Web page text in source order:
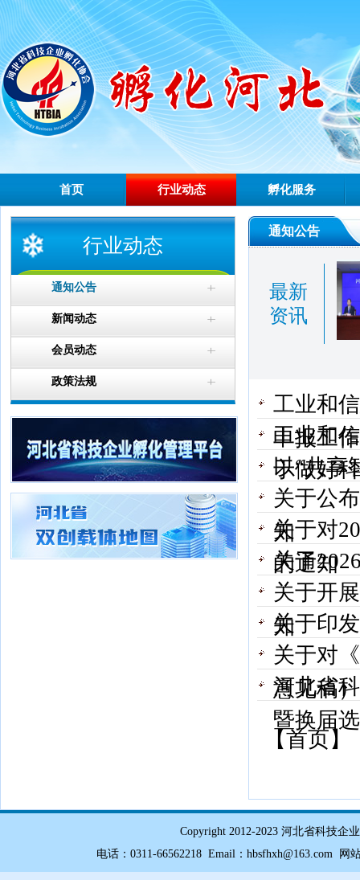
首页 行业动态 孵化服务
行业动态
通知公告
新闻动态
会员动态
政策法规
通知公告
最新
资讯
工业和
申报工
工业和
于做好
以“共享
关于公
知
关于对
的通知
关于
关于开
知
关于印
关于对
意见稿
河北省
暨换届
【首页
Copyright 2012-2023 河北省科技企
电话：0311-66562218 Email：hbsfhxh@163.com 网